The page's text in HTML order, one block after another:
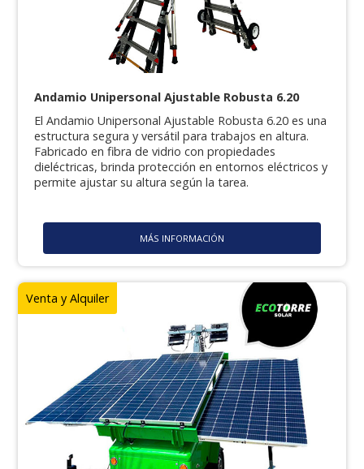
Andamio Unipersonal Ajustable Robusta 6.20
El Andamio Unipersonal Ajustable Robusta 6.20 es una
estructura segura y versátil para trabajos en altura.
Fabricado en fibra de vidrio con propiedades
dieléctricas, brinda protección en entornos eléctricos y
permite ajustar su altura según la tarea.
MÁS INFORMACIÓN
Venta y Alquiler